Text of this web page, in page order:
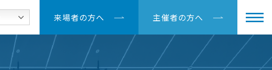
来場者の方へ 主催者の方へ